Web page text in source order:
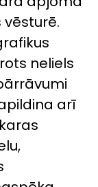
neliels
arī